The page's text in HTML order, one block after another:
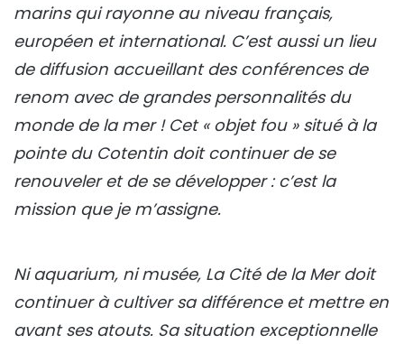
marins qui rayonne au niveau français,
européen et international. C’est aussi un lieu
de diffusion accueillant des conférences de
renom avec de grandes personnalités du
monde de la mer ! Cet « objet fou » situé à la
pointe du Cotentin doit continuer de se
renouveler et de se développer : c’est la
mission que je m’assigne.
Ni aquarium, ni musée, La Cité de la Mer doit
continuer à cultiver sa différence et mettre en
avant ses atouts. Sa situation exceptionnelle